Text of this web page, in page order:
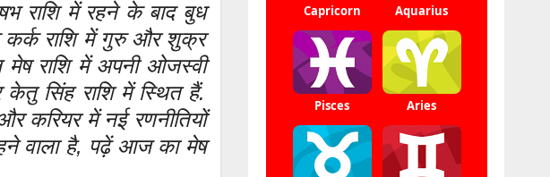
राशि में रहने के बाद बुध
कर्क राशि में गुरु और शुक्र
राशि में अपनी ओजस्वी
सिंह राशि में स्थित हैं.
करियर में नई रणनीतियों
वाला है, पढ़ें आज का मेष